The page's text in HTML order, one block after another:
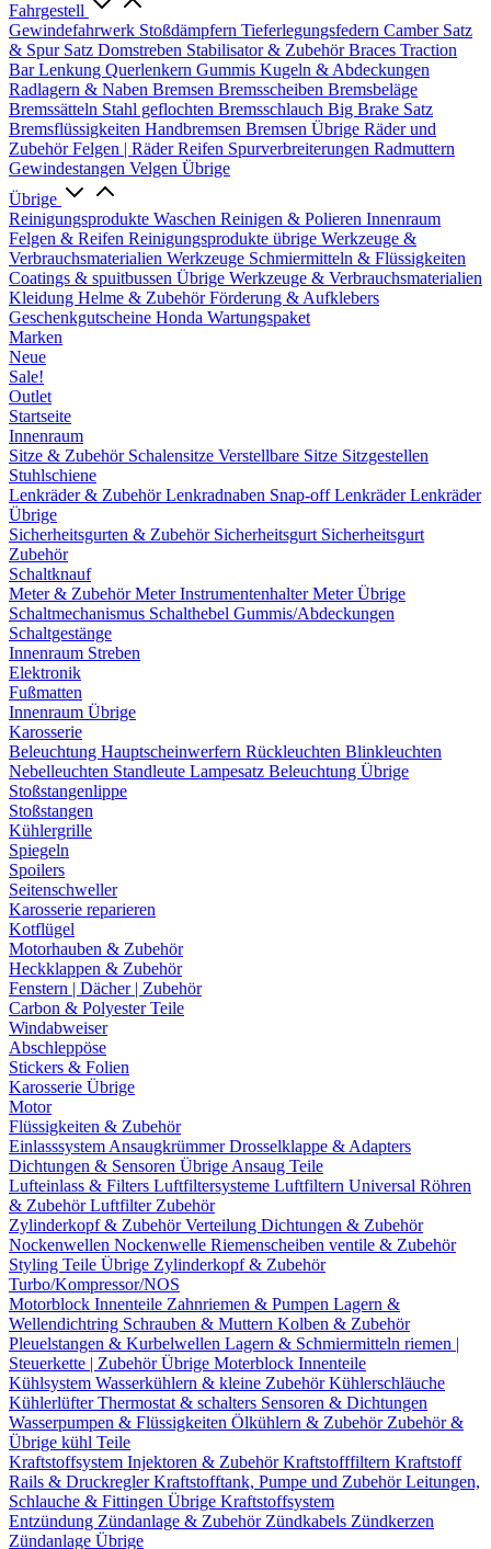
Fahrgestell
Gewindefahrwerk Stoßdämpfern Tieferlegungsfedern Camber Satz
& Spur Satz Domstreben Stabilisator & ZubehörBraces Traction
BarLenkung Querlenkern Gummis Kugeln & Abdeckungen
Radlagern & Naben Bremsen Bremsscheiben Bremsbeläge
Bremssätteln Stahl geflochten Bremsschlauch Big Brake Satz
Bremsflüssigkeiten Handbremsen Bremsen Übrige Räder und
ZubehörFelgen | RäderReifen Spurverbreiterungen Radmuttern
Gewindestangen Velgen Übrige
Übrige
Reinigungsprodukte Waschen Reinigen & Polieren Innenraum
Felgen & Reifen Reinigungsprodukte übrige Werkzeuge &
Verbrauchsmaterialien Werkzeuge Schmiermitteln & Flüssigkeiten
Coatings & spuitbussen Übrige Werkzeuge & Verbrauchsmaterialien
Kleidung Helme & ZubehörFörderung & Aufklebers
Geschenkgutscheine Honda Wartungspaket
Marken
Neue
Sale!
Outlet
Startseite
Innenraum
Sitze & Zubehör Schalensitze Verstellbare Sitze Sitzgestellen
Stuhlschiene
Lenkräder & ZubehörLenkradnaben Snap-offLenkräderLenkräder
Übrige
Sicherheitsgurten & Zubehör Sicherheitsgurt Sicherheitsgurt
Zubehör
Schaltknauf
Meter & ZubehörMeterInstrumentenhalterMeter Übrige
Schaltmechanismus Schalthebel Gummis/Abdeckungen
Schaltgestänge
Innenraum Streben
Elektronik
Fußmatten
Innenraum Übrige
Karosserie
Beleuchtung Hauptscheinwerfern Rückleuchten Blinkleuchten
Nebelleuchten Standleute Lampesatz Beleuchtung Übrige
Stoßstangenlippe
Stoßstangen
Kühlergrille
Spiegeln
Spoilers
Seitenschweller
Karosserie reparieren
Kotflügel
Motorhauben & Zubehör
Heckklappen & Zubehör
Fenstern | Dächer | Zubehör
Carbon & Polyester Teile
Windabweiser
Abschleppöse
Stickers & Folien
Karosserie Übrige
Motor
Flüssigkeiten & Zubehör
Einlasssystem AnsaugkrümmerDrosselklappe & Adapters
Dichtungen & Sensoren Übrige Ansaug Teile
Lufteinlass & Filters Luftfiltersysteme Luftfiltern Universal Röhren
& ZubehörLuftfilter Zubehör
Zylinderkopf & ZubehörVerteilung Dichtungen & Zubehör
Nockenwellen Nockenwelle Riemenscheiben ventile & Zubehör
Styling Teile Übrige Zylinderkopf & Zubehör
Turbo/Kompressor/NOS
Motorblock Innenteile Zahnriemen & Pumpen Lagern &
Wellendichtring Schrauben & Muttern Kolben & Zubehör
Pleuelstangen & Kurbelwellen Lagern & Schmiermitteln riemen |
Steuerkette | ZubehörÜbrige Moterblock Innenteile
Kühlsystem Wasserkühlern & kleine ZubehörKühlerschläuche
KühlerlüfterThermostat & schalters Sensoren & Dichtungen
Wasserpumpen & Flüssigkeiten Ölkühlern & Zubehör Zubehör &
Übrige kühl Teile
Kraftstoffsystem Injektoren & ZubehörKraftstofffiltern Kraftstoff
Rails & DruckreglerKraftstofftank, Pumpe und ZubehörLeitungen,
Schlauche & Fittingen Übrige Kraftstoffsystem
Entzündung Zündanlage & Zubehör Zündkabels Zündkerzen
Zündanlage Übrige